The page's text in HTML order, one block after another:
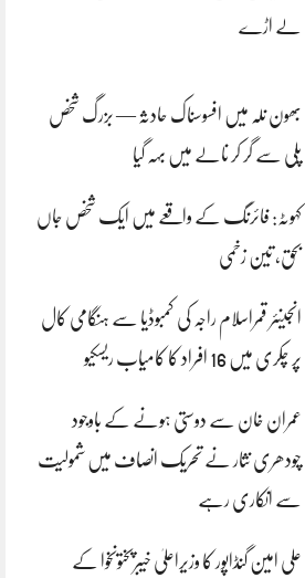
لے اڑے
بھون نلہ میں افسوسناک حادثہ — بزرگ شخص
پلی سے گر کر نالے میں بہہ گیا
کہوٹہ: فائرنگ کے واقعے میں ایک شخص جاں
بحق، تین زخمی
انجینئر قمراسلام راجہ کی کمبوڈیا سے ہنگامی کال
پر چکری میں 16 افراد کا کامیاب ریسکیو
عمران خان سے دوستی ہونے کے باوجود
چودھری نثار نے تحریک انصاف میں شمولیت
سے انکاری رہے
علی امین گنڈاپور کا وزیراعلیٰ خیبرپختونخوا کے